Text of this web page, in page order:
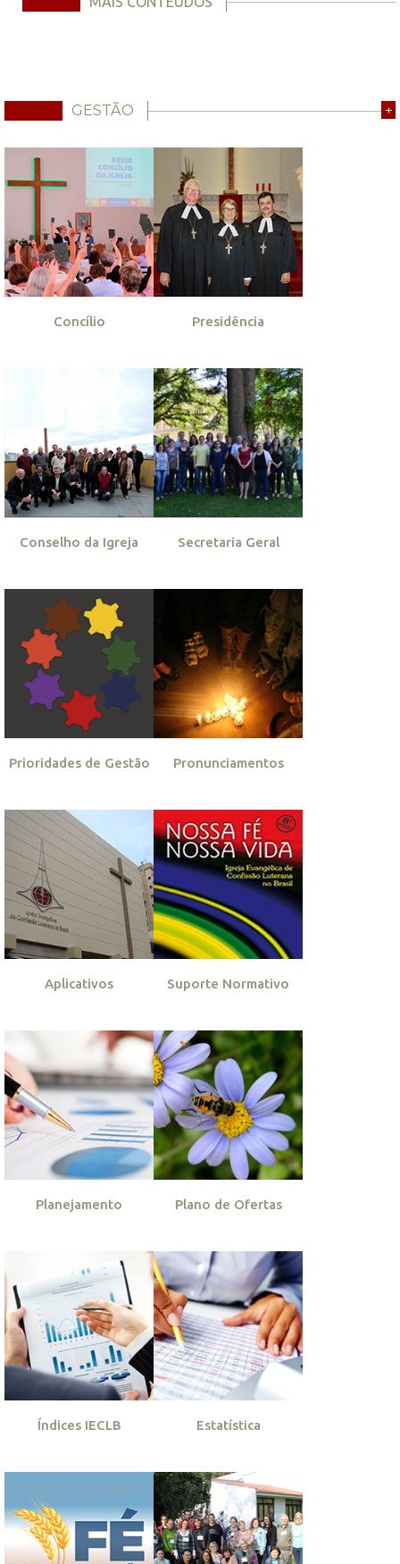
GESTÃO +
Concílio Presidência
Conselho da Igreja Secretaria Geral
Prioridades de Gestão Pronunciamentos
Aplicativos Suporte Normativo
Planejamento Plano de Ofertas
Índices IECLB Estatística